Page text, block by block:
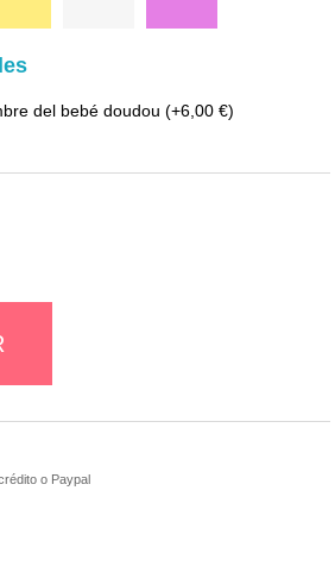
del bebé doudou (+6,00 €)
o Paypal